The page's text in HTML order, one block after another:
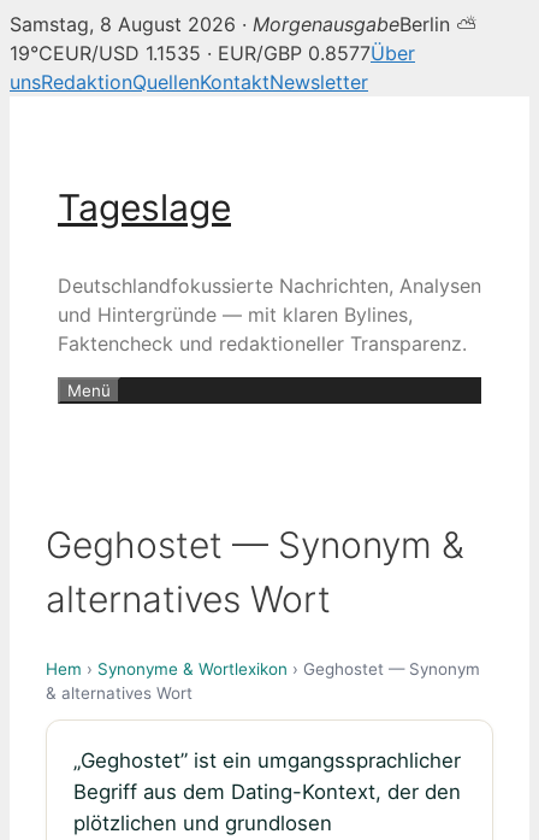
Samstag, 8 August 2026 · MorgenausgabeBerlin ⛅
19°CEUR/USD 1.1535 · EUR/GBP 0.8577Über
unsRedaktionQuellenKontaktNewsletter
Tageslage
Deutschlandfokussierte Nachrichten, Analysen
und Hintergründe — mit klaren Bylines,
Faktencheck und redaktioneller Transparenz.
Menü
Geghostet — Synonym &
alternatives Wort
Hem › Synonyme & Wortlexikon › Geghostet — Synonym
& alternatives Wort
„Geghostet” ist ein umgangssprachlicher
Begriff aus dem Dating-Kontext, der den
plötzlichen und grundlosen